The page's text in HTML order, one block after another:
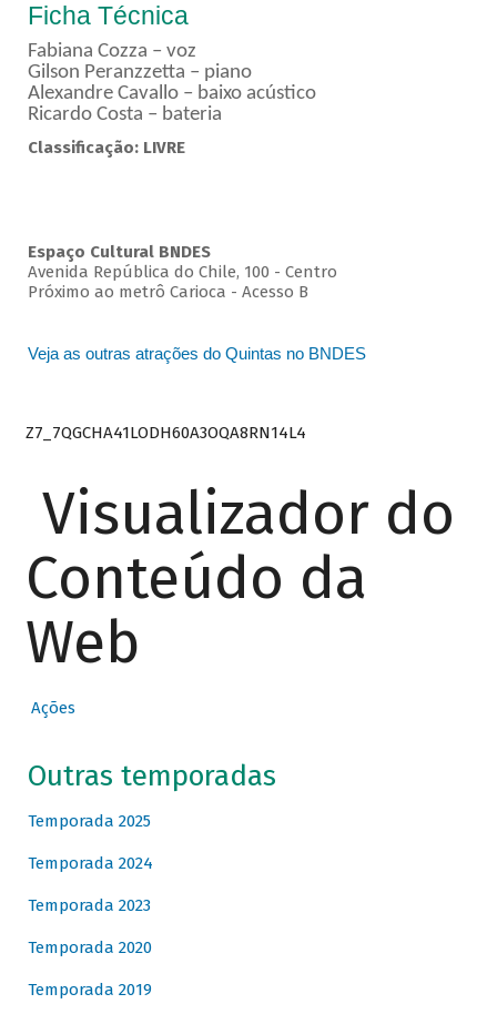
Ficha Técnica
Fabiana Cozza – voz
Gilson Peranzzetta – piano
Alexandre Cavallo – baixo acústico
Ricardo Costa – bateria
Classificação: LIVRE
Espaço Cultural BNDES
Avenida República do Chile, 100 - Centro
Próximo ao metrô Carioca - Acesso B
Veja as outras atrações do Quintas no BNDES
Z7_7QGCHA41LODH60A3OQA8RN14L4
Visualizador do
Conteúdo da
Web
Ações
Outras temporadas
Temporada 2025
Temporada 2024
Temporada 2023
Temporada 2020
Temporada 2019